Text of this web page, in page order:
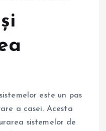
este un pas
a casei. Acesta
sistemelor de